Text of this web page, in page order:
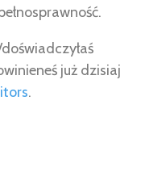
już dzisiaj
.